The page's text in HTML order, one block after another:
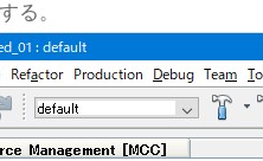
る。